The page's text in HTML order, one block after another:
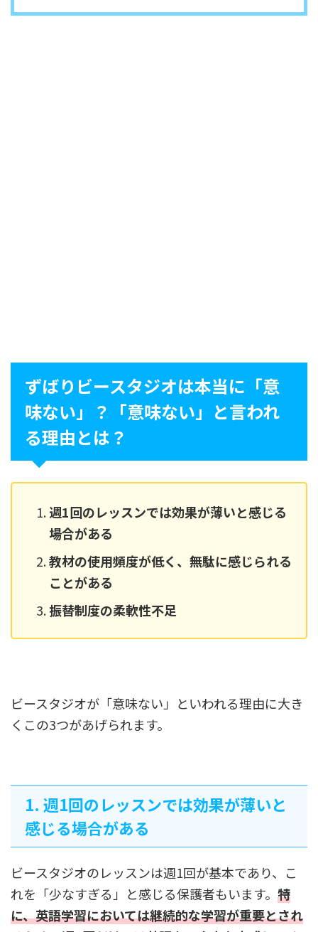
ずばりビースタジオは本当に「意
味ない」？「意味ない」と言われ
る理由とは？
週1回のレッスンでは効果が薄いと感じる
場合がある
教材の使用頻度が低く、無駄に感じられる
ことがある
振替制度の柔軟性不足
ビースタジオが「意味ない」といわれる理由に大き
くこの3つがあげられます。
1. 週1回のレッスンでは効果が薄いと
感じる場合がある
ビースタジオのレッスンは週1回が基本であり、こ
れを「少なすぎる」と感じる保護者もいます。 特
に、英語学習においては継続的な学習が重要とされ